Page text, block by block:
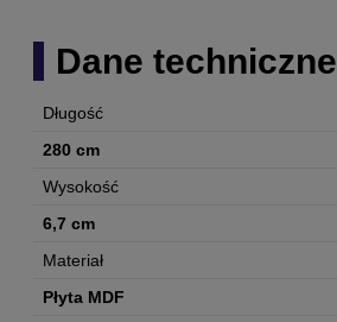
Dane techniczne
Długość
280 cm
Wysokość
6,7 cm
Materiał
Płyta MDF